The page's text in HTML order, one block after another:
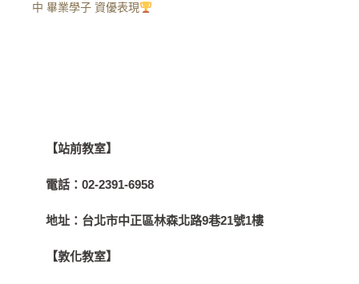
中 畢業學子 資優表現
【站前教室】
電話：02-2391-6958
地址： 台北市中正區林森北路9巷21號1樓
【敦化教室】